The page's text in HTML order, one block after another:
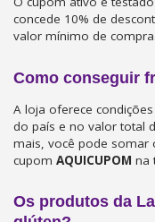
concede 10% de
valor mínimo de compra.
Como conseguir
A loja oferece
do país e no valor total
mais, você pode somar
cupom AQUICUPOM na
Os produtos da